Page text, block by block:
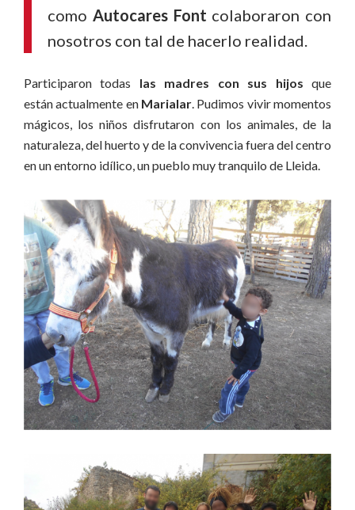
como Autocares Font colaboraron con
nosotros con tal de hacerlo realidad.
Participaron todas las madres con sus hijos que
están actualmente en Marialar. Pudimos vivir momentos
mágicos, los niños disfrutaron con los animales, de la
naturaleza, del huerto y de la convivencia fuera del centro
en un entorno idílico, un pueblo muy tranquilo de Lleida.